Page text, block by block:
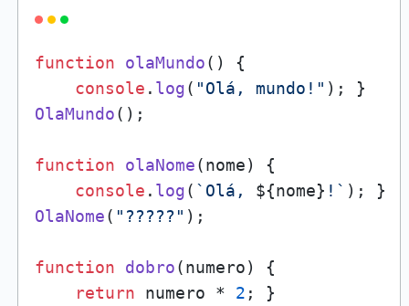
function olaMundo( ) {
console . log( "Olá, mundo!"
OlaMundo();
function olaNome(nome) {
console . log( `Olá, ${nome} !`
OlaNome( "?????" );
function dobro(numero) {
return numero * 2